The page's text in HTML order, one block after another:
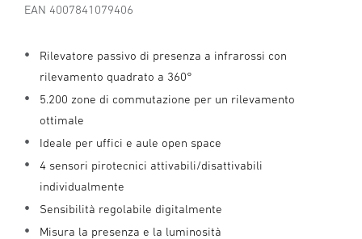
EAN 4007841079406
Rilevatore passivo di presenza a infrarossi con
rilevamento quadrato a 360°
5.200 zone di commutazione per un rilevamento
ottimale
Ideale per uffici e aule open space
4 sensori pirotecnici attivabili/disattivabili
individualmente
Sensibilità regolabile digitalmente
Misura la presenza e la luminosità